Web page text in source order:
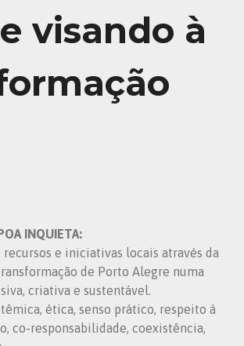
visando à
INQUIETA:
recursos e iniciativas locais através da
de Porto Alegre numa
criativa e sustentável.
ética, senso prático, respeito à
co-responsabilidade, coexistência,